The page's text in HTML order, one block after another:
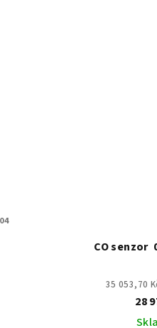
CO senzor
35 053,70
28